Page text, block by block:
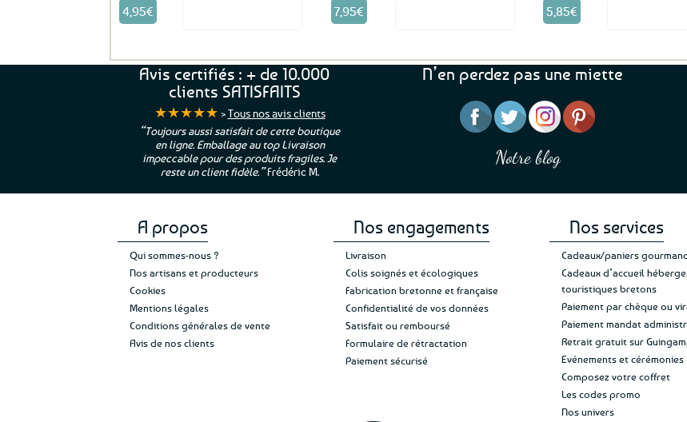
4,95€
7,95€ 5,85€
Avis certifiés : + de 10.000
clients SATISFAITS
★★★★★ >Tous nos avis clients
“Toujours aussi satisfait de cette boutique
en ligne. Emballage au top Livraison
impeccable pour des produits fragiles. Je
reste un client fidèle.”Frédéric M.
“Une boutique que je recommande pour
leur sérieux, des bons et beaux produits
et une équipe à l’écoute :-)”Patricia M.
“J’ai mis 5
en
Je suis plus que
de ma livraison.
N’en perdez pas une miette
Notre blog
A propos
Qui sommes-nous ?
Nos artisans et producteurs
Cookies
Mentions légales
Conditions générales de vente
Avis de nos clients
Nos engagements
Livraison
Colis soignés et écologiques
Fabrication bretonne et française
Confidentialité de vos données
Satisfait ou remboursé
Formulaire de rétractation
Paiement sécurisé
Nos services
Cadeaux/paniers
Cadeaux d’accueil
touristiques bretons
Paiement par chèque ou
Paiement mandat
Retrait gratuit sur
Evénements et cérémonies
Composez votre coffret
Les codes promo
Nos univers